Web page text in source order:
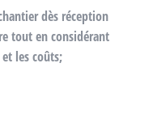
dès réception
tout en considérant
les coûts;